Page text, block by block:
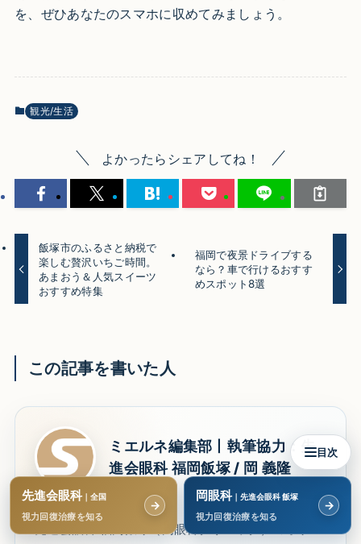
を、ぜひあなたのスマホに収めてみましょう。
観光/生活
よかったらシェアしてね！
飯塚市のふるさと納税で
楽しむ贅沢いちご時間。
あまおう＆人気スイーツ
おすすめ特集
福岡で夜景ドライブする
なら？車で行けるおすす
めスポット8選
この記事を書いた人
ミエルネ編集部丨執筆協力：先
進会眼科 福岡飯塚 / 岡 義隆
先進会眼科 福岡飯塚（岡眼科クリニック）のオウン
先進会眼科｜全国
視力回復治療を知る
→
岡眼科｜先進会眼科 飯塚
視力回復治療を知る
→
目次